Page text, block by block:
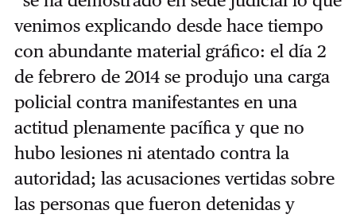
venimos explicando desde hace tiempo
con abundante material gráfico: el día 2
de febrero de 2014 se produjo una carga
policial contra manifestantes en una
actitud plenamente pacífica y que no
hubo lesiones ni atentado contra la
autoridad; las acusaciones vertidas sobre
las personas que fueron detenidas y